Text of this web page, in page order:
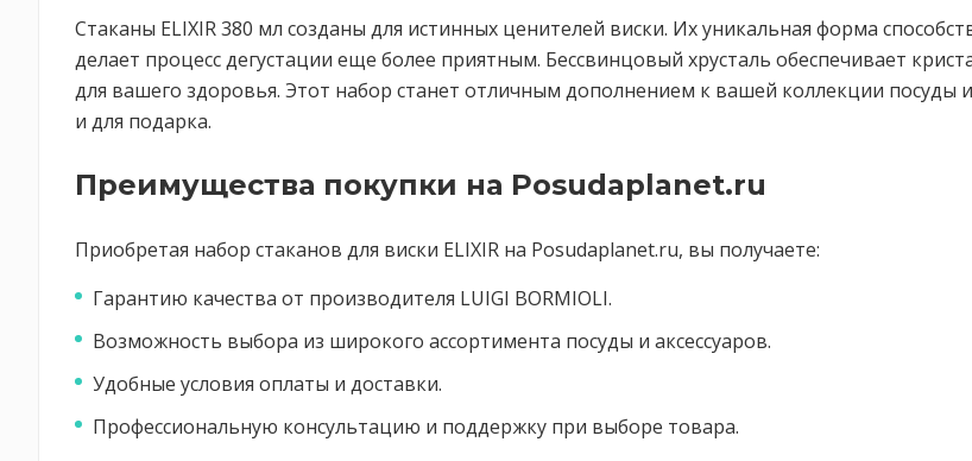
Стаканы ELIXIR 380 мл созданы для истинных ценителей виски. Их уникальная форма
делает процесс дегустации еще более приятным. Бессвинцовый хрусталь обеспечивает
для вашего здоровья. Этот набор станет отличным дополнением к вашей коллекции посуды
и для подарка.
Преимущества покупки на Posudaplanet.ru
Приобретая набор стаканов для виски ELIXIR на Posudaplanet.ru, вы получаете:
Гарантию качества от производителя LUIGI BORMIOLI.
Возможность выбора из широкого ассортимента посуды и аксессуаров.
Удобные условия оплаты и доставки.
Профессиональную консультацию и поддержку при выборе товара.